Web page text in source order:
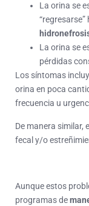
La orina se
La orina se
pérdidas
Los síntomas
orina en poca
frecuencia u
De manera similar,
fecal y/o
Aunque estos
programas de